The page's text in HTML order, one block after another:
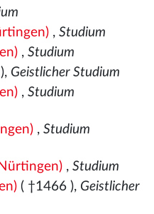
, Studium
, Studium
), Geistlicher Studium
, Studium
, Studium
, Studium
( †1466 ), Geistlicher